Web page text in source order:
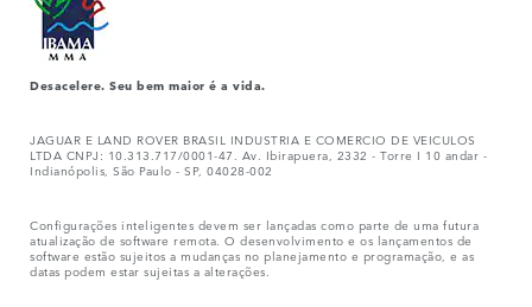
Desacelere. Seu bem maior é a vida.
JAGUAR E LAND ROVER BRASIL INDUSTRIA E COMERCIO DE VEICULOS
LTDA CNPJ: 10.313.717/0001-47. Av. Ibirapuera, 2332 - Torre I 10 andar -
Indianópolis, São Paulo - SP, 04028-002
Configurações inteligentes devem ser lançadas como parte de uma futura
atualização de software remota. O desenvolvimento e os lançamentos de
software estão sujeitos a mudanças no planejamento e programação, e as
datas podem estar sujeitas a alterações.